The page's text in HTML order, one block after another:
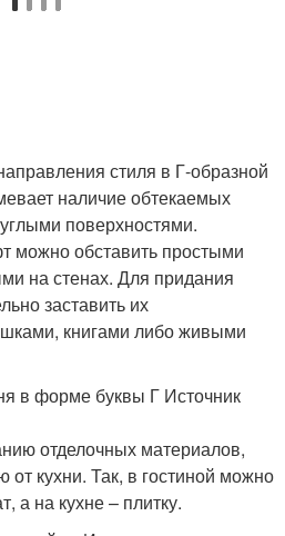
стиля в Г-образной
наличие обтекаемых
поверхностями.
можно обставить простыми
на стенах. Для придания
заставить их
книгами либо живыми
в форме буквы Г Источник
отделочных материалов,
от кухни. Так, в гостиной можно
а на кухне – плитку.